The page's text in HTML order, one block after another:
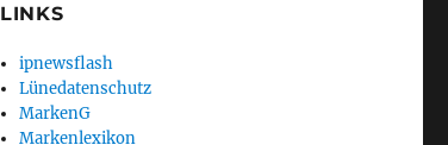
LINKS
ipnewsflash
Lünedatenschutz
MarkenG
Markenlexikon